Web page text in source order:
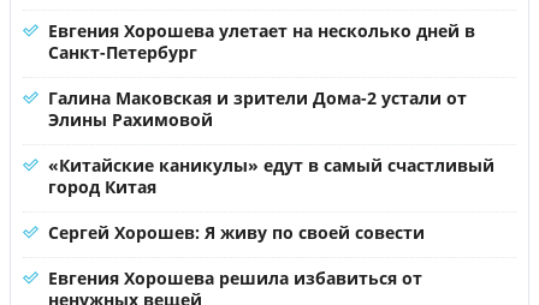
Евгения Хорошева улетает на несколько дней в
Санкт-Петербург
Галина Маковская и зрители Дома-2 устали от
Элины Рахимовой
«Китайские каникулы» едут в самый счастливый
город Китая
Сергей Хорошев: Я живу по своей совести
Евгения Хорошева решила избавиться от
ненужных вещей